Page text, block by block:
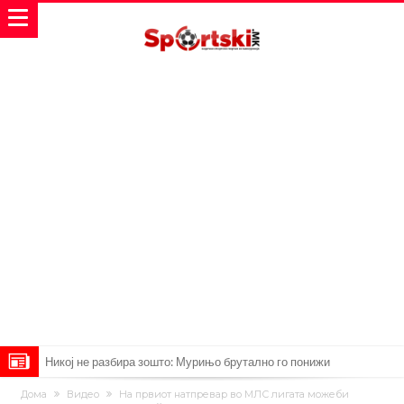
Никој не разбира зошто: Мурињо брутално го понижи
Ференцварош по натпреварот
Арсенал и Манчестер Јунајтед сакаат напаѓач од Интер: Цената е
Дома Видео
На првиот натпревар во МЛС лигата можеби